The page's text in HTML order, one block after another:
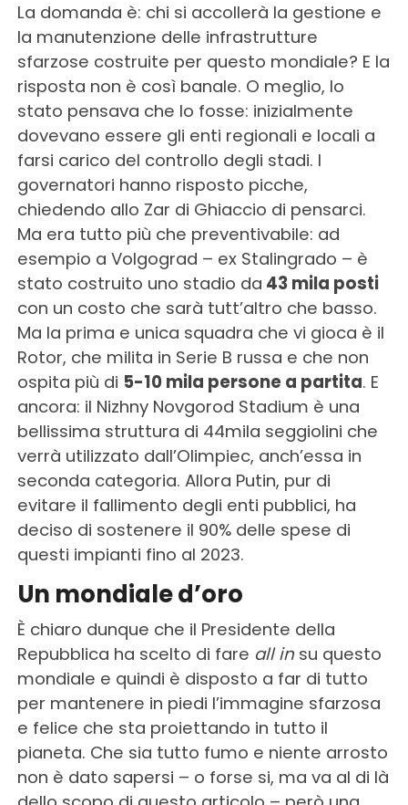
La domanda è: chi si accollerà la gestione e
la manutenzione delle infrastrutture
sfarzose costruite per questo mondiale? E la
risposta non è così banale. O meglio, lo
stato pensava che lo fosse: inizialmente
dovevano essere gli enti regionali e locali a
farsi carico del controllo degli stadi. I
governatori hanno risposto picche,
chiedendo allo Zar di Ghiaccio di pensarci.
Ma era tutto più che preventivabile: ad
esempio a Volgograd – ex Stalingrado – è
stato costruito uno stadio da 43 mila posti
con un costo che sarà tutt’altro che basso.
Ma la prima e unica squadra che vi gioca è il
Rotor, che milita in Serie B russa e che non
ospita più di 5-10 mila persone a partita. E
ancora: il Nizhny Novgorod Stadium è una
bellissima struttura di 44mila seggiolini che
verrà utilizzato dall’Olimpiec, anch’essa in
seconda categoria. Allora Putin, pur di
evitare il fallimento degli enti pubblici, ha
deciso di sostenere il 90% delle spese di
questi impianti fino al 2023.
Un mondiale d’oro
È chiaro dunque che il Presidente della
Repubblica ha scelto di fare all insu questo
mondiale e quindi è disposto a far di tutto
per mantenere in piedi l’immagine sfarzosa
e felice che sta proiettando in tutto il
pianeta. Che sia tutto fumo e niente arrosto
non è dato sapersi – o forse si, ma va al di là